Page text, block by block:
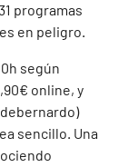
programas
en peligro.
según
online, y
sencillo. Una